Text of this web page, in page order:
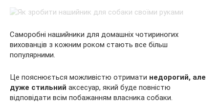
Саморобні нашийники для домашніх чотириногих
вихованців з кожним роком стають все більш
популярними.
Це пояснюється можливістю отримати недорогий, але
дуже стильний аксесуар, який буде повністю
відповідати всім побажанням власника собаки.